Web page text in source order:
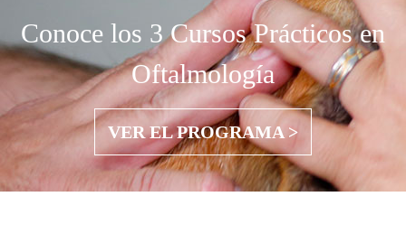
Conoce los 3 Cursos Prácticos en
Oftalmología
VER EL PROGRAMA >